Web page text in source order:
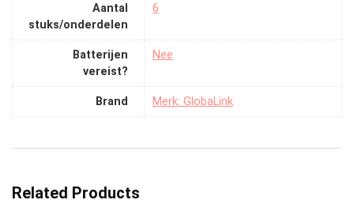
Aantal
stuks/onderdelen
‎6
Batterijen
vereist?
‎Nee
Brand Merk: GlobaLink
Related Products